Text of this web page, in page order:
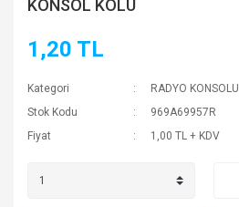
KONSOL KOLU
1,20 TL
Kategori
RADYO KONSOLU
Stok Kodu
969A69957R
Fiyat
1,00 TL + KDV